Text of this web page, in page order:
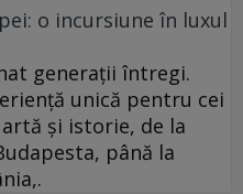
o incursiune în luxul
generații întregi.
unică pentru cei
și istorie, de la
până la